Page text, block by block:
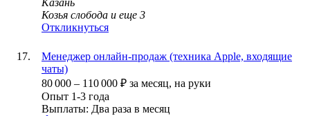
Казань
Козья слобода и еще 3
Откликнуться
Менеджер онлайн-продаж (техника Apple, входящие
чаты)
80 000 – 110 000 ₽ за месяц, на руки
Опыт 1-3 года
Выплаты: Два раза в месяц